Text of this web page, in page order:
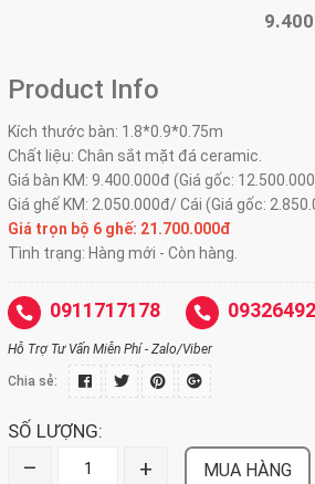
Product Info
Kích thước bàn: 1.8*0.9*0.75m
Chất liệu: Chân sắt mặt đá ceramic.
Giá bàn KM: 9.400.000đ (Giá gốc:
Giá ghế KM: 2.050.000đ/ Cái (Giá gốc:
Giá trọn bộ 6 ghế: 21.700.000đ
Tình trạng: Hàng mới - Còn hàng.
0911717178
Hỗ Trợ Tư Vấn Miễn Phí - Zalo/Viber
Chia sẻ:
SỐ LƯỢNG:
– + MUA HÀNG